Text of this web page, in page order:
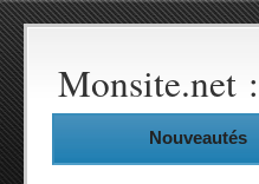
Monsite.net
Nouveautés